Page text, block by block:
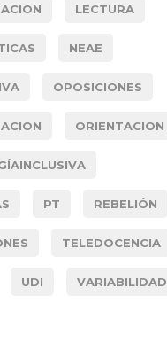
LECTURA
NEAE
OPOSICIONES
ORIENTACION
PT REBELIÓN
TELEDOCENCIA
UDI VARIABILIDAD